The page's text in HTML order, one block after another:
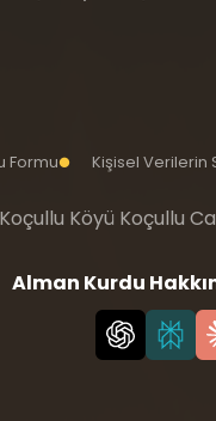
Formu Kişisel Verilerin
Köyü Koçullu
Alman Kurdu